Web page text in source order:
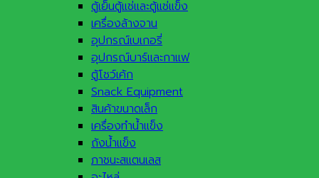
ตู้เย็นตู้แช่และตู้แช่แข็ง
เครื่องล้างจาน
อุปกรณ์เบเกอรี่
อุปกรณ์บาร์และกาแฟ
ตู้โชว์เค้ก
Snack Equipment
สินค้าขนาดเล็ก
เครื่องทำน้ำแข็ง
ถังน้ำแข็ง
ภาชนะสแตนเลส